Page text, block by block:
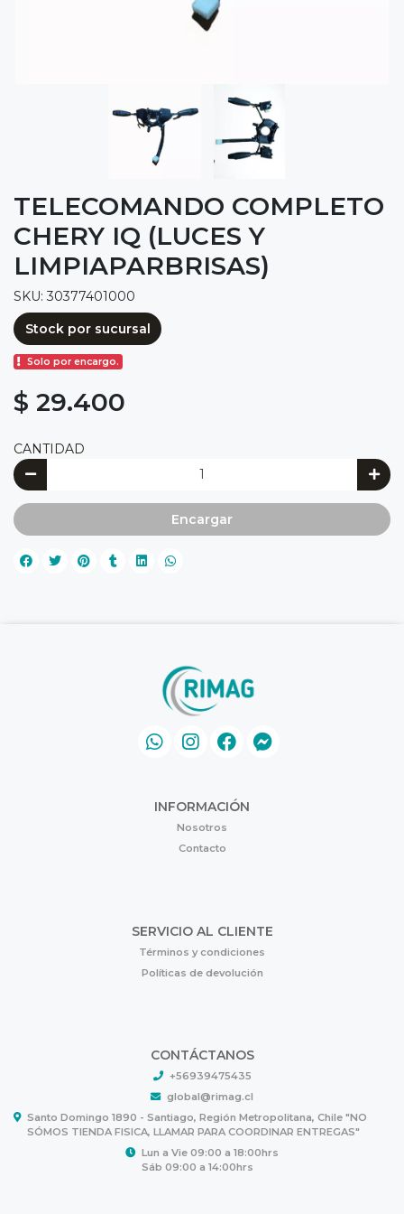
TELECOMANDO COMPLETO
CHERY IQ (LUCES Y
LIMPIAPARBRISAS)
SKU: 30377401000
Stock por sucursal
Solo por encargo.
$ 29.400
CANTIDAD
Encargar
INFORMACIÓN
Nosotros
Contacto
SERVICIO AL CLIENTE
Términos y condiciones
Políticas de devolución
CONTÁCTANOS
+56939475435
global@rimag.cl
Santo Domingo 1890 - Santiago, Región Metropolitana, Chile "NO
SÓMOS TIENDA FISICA, LLAMAR PARA COORDINAR ENTREGAS"
Lun a Vie 09:00 a 18:00hrs
Sáb 09:00 a 14:00hrs